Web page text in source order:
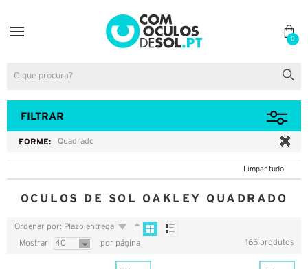
0
FILTRAR
FORME: Quadrado
Limpar tudo
OCULOS DE SOL OAKLEY QUADRADO
Ordenar por: Plazo entrega
Mostrar 40 por página 165 produtos